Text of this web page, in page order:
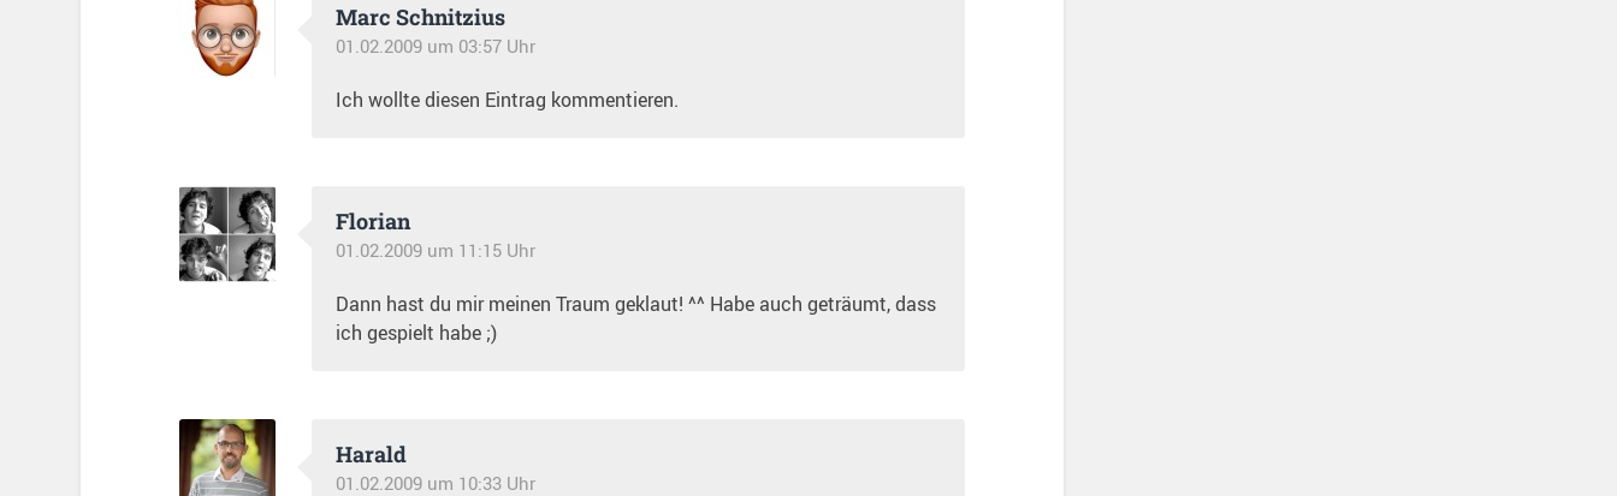
Marc Schnitzius
01.02.2009 um 03:57 Uhr
Ich wollte diesen Eintrag kommentieren.
Florian
01.02.2009 um 11:15 Uhr
Dann hast du mir meinen Traum geklaut! ^^ Habe auch geträumt, dass
ich gespielt habe ;)
Harald
01.02.2009 um 10:33 Uhr